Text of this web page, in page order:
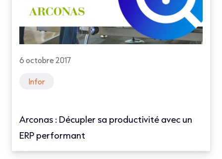
6 octobre 2017
Infor
Arconas : Décupler sa productivité avec un
ERP performant